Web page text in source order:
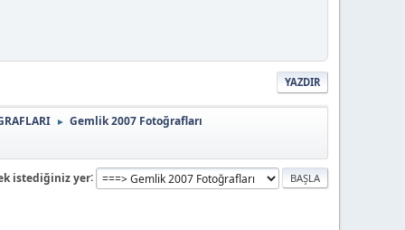
YAZDIR
► Gemlik 2007 Fotoğrafları
istediğiniz yer